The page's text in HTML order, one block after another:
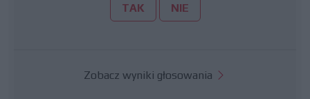
TAK NIE
Zobacz wyniki głosowania